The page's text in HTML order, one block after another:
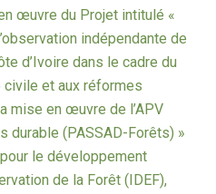
œuvre du Projet intitulé «
indépendante de
d’Ivoire dans le cadre du
et aux réformes
mise en œuvre de l’APV
durable (PASSAD-Forêts) »
le développement
de la Forêt (IDEF),